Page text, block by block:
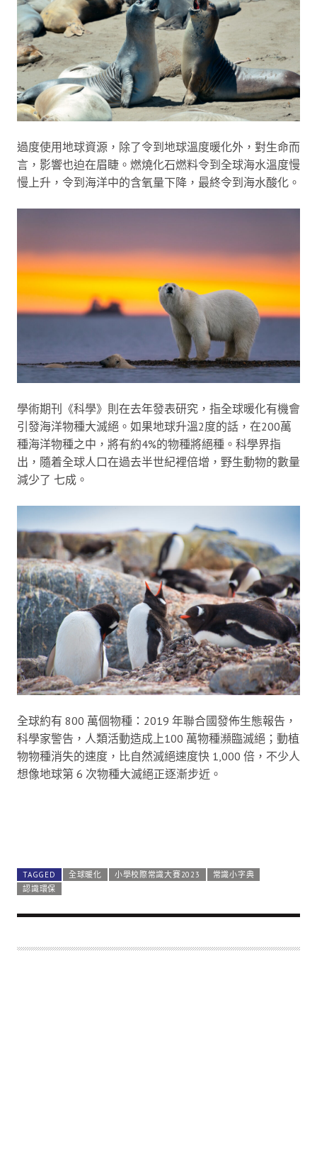
過度使用地球資源，除了令到地球溫度暖化外，對生命而
言，影響也迫在眉睫。燃燒化石燃料令到全球海水溫度慢
慢上升，令到海洋中的含氧量下降，最終令到海水酸化。
學術期刊《科學》則在去年發表研究，指全球暖化有機會
引發海洋物種大滅絕。如果地球升溫2度的話，在200萬
種海洋物種之中，將有約4%的物種將絕種。科學界指
出，隨着全球人口在過去半世紀裡倍增，野生動物的數量
減少了 七成。
全球約有 800 萬個物種：2019 年聯合國發佈生態報告，
科學家警告，人類活動造成上100 萬物種瀕臨滅絕；動植
物物種消失的速度，比自然滅絕速度快 1,000 倍，不少人
想像地球第 6 次物種大滅絕正逐漸步近。
TAGGED 全球暖化 小學校際常識大賽2023
常識小字典
認識環保